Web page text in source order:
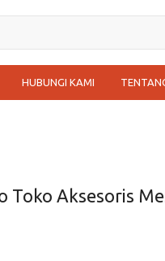
HUBUNGI KAMI
Toko Aksesoris